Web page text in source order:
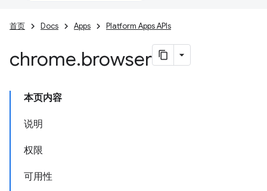
首页 Docs Apps Platform Apps APIs
chrome.browser
本页内容
说明
权限
可用性